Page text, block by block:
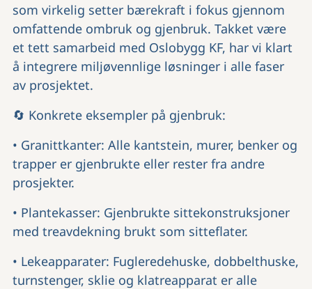
som virkelig setter bærekraft i fokus gjennom
omfattende ombruk og gjenbruk. Takket være
et tett samarbeid med Oslobygg KF, har vi klart
å integrere miljøvennlige løsninger i alle faser
av prosjektet.
🔄 Konkrete eksempler på gjenbruk:
• Granittkanter: Alle kantstein, murer, benker og
trapper er gjenbrukte eller rester fra andre
prosjekter.
• Plantekasser: Gjenbrukte sittekonstruksjoner
med treavdekning brukt som sitteflater.
• Lekeapparater: Fugleredehuske, dobbelthuske,
turnstenger, sklie og klatreapparat er alle